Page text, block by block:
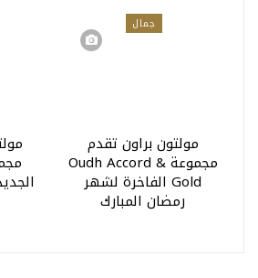
جمال
مولتون براون تقدم
مجموعة Oudh Accord &
Gold الفاخرة لشهر
رمضان المبارك